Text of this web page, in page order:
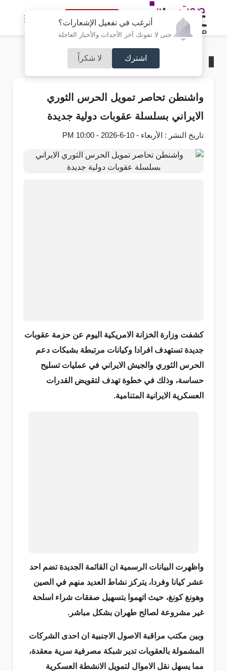
أترغب في تفعيل الإشعارات؟
حتى لا تفوتك آخر الأحداث والأخبار العاجلة
اشترك لا شكراً
النسخة الكاملة
عربي و دولي
واشنطن تحاصر تمويل الحرس الثوري
الايراني بسلسلة عقوبات دولية جديدة
تاريخ النشر : الأربعاء - 10-6-2026 - 10:00 PM
كشفت وزارة الخزانة الامريكية اليوم عن حزمة عقوبات
جديدة تستهدف افرادا وكيانات مرتبطة بشبكات دعم
الحرس الثوري والجيش الايراني في عمليات تسليح
حساسة، وذلك في خطوة تهدف لتقويض القدرات
العسكرية الايرانية المتنامية.
واظهرت البيانات الرسمية ان القائمة الجديدة تضم احد
عشر كيانا وفردا، يتركز نشاط العديد منهم في الصين
وهونغ كونغ، حيث اتهموا بتسهيل صفقات شراء اسلحة
غير مشروعة لصالح طهران بشكل مباشر.
وبين مكتب مراقبة الاصول الاجنبية ان احدى الشركات
المشمولة بالعقوبات تدير شبكة مصرفية سرية معقدة،
مما يسهل نقل الاموال لتمويل الانشطة العسكرية